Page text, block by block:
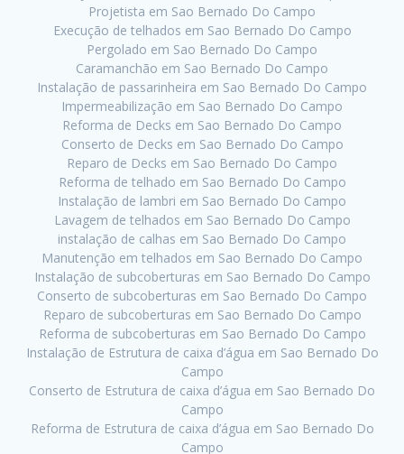
Projetista em Sao Bernado Do Campo
Execução de telhados em Sao Bernado Do Campo
Pergolado em Sao Bernado Do Campo
Caramanchão em Sao Bernado Do Campo
Instalação de passarinheira em Sao Bernado Do Campo
Impermeabilização em Sao Bernado Do Campo
Reforma de Decks em Sao Bernado Do Campo
Conserto de Decks em Sao Bernado Do Campo
Reparo de Decks em Sao Bernado Do Campo
Reforma de telhado em Sao Bernado Do Campo
Instalação de lambri em Sao Bernado Do Campo
Lavagem de telhados em Sao Bernado Do Campo
instalação de calhas em Sao Bernado Do Campo
Manutenção em telhados em Sao Bernado Do Campo
Instalação de subcoberturas em Sao Bernado Do Campo
Conserto de subcoberturas em Sao Bernado Do Campo
Reparo de subcoberturas em Sao Bernado Do Campo
Reforma de subcoberturas em Sao Bernado Do Campo
Instalação de Estrutura de caixa d’água em Sao Bernado Do
Campo
Conserto de Estrutura de caixa d’água em Sao Bernado Do
Campo
Reforma de Estrutura de caixa d’água em Sao Bernado Do
Campo